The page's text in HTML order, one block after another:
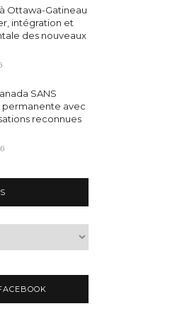
à Ottawa-Gatineau
intégration et
des nouveaux
SANS
permanente avec
reconnues